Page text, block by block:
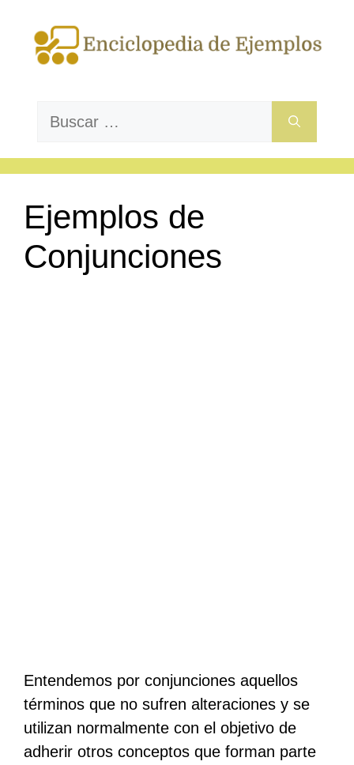
contenido
Buscar:
Ejemplos de
Conjunciones
Entendemos por conjunciones aquellos
términos que no sufren alteraciones y se
utilizan normalmente con el objetivo de
adherir otros conceptos que forman parte